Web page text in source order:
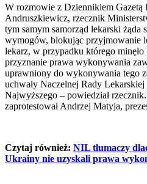
W rozmowie z Dziennikiem Gazetą
Andruszkiewicz, rzecznik
tym samym samorząd lekarski żąda
wymogów, blokując przyjmowanie
lekarz, w przypadku którego
przyznanie prawa wykonywania
uprawniony do wykonywania tego
uchwały Naczelnej Rady
Najwyższego – powiedział
zaprotestował Andrzej Matyja,
Czytaj również: NIL tłumaczy
Ukrainy nie uzyskali prawa